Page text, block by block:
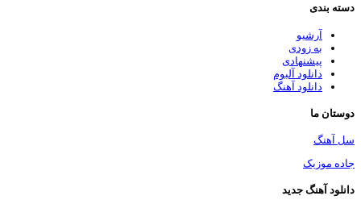
بندی
آرشیو
به زودی
پیشنهادی
دانلود آلبوم
دانلود آهنگ
ما
آهنگ
موزیک
آهنگ جدید